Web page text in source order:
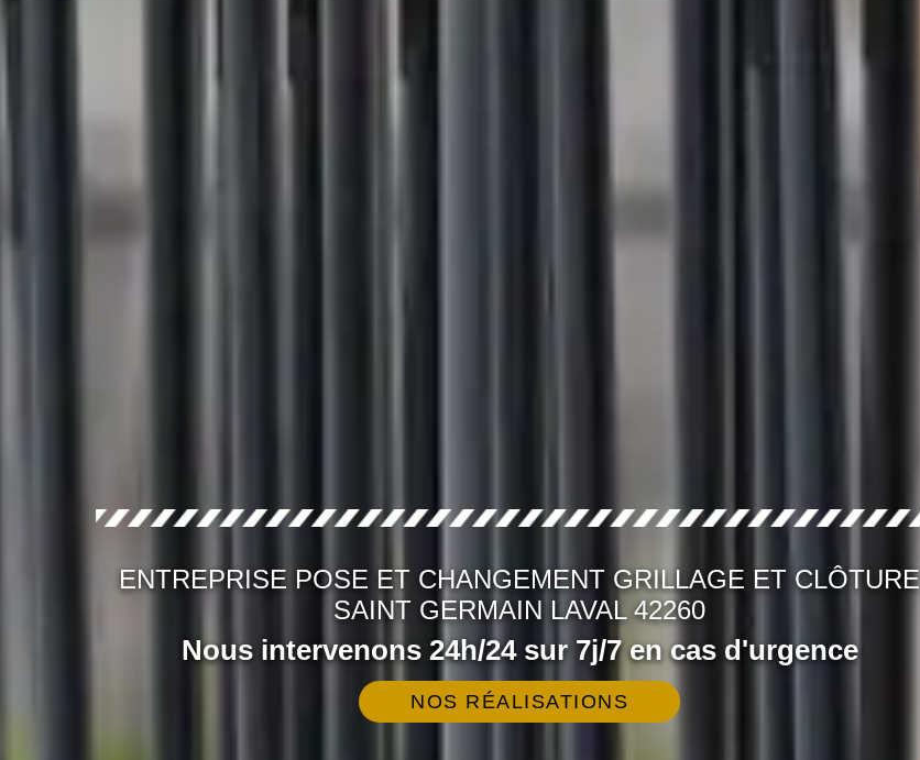
ENTREPRISE POSE ET CHANGEMENT GRILLAGE ET CLÔTURE
SAINT GERMAIN LAVAL 42260
Nous intervenons 24h/24 sur 7j/7 en cas d'urgence
NOS RÉALISATIONS